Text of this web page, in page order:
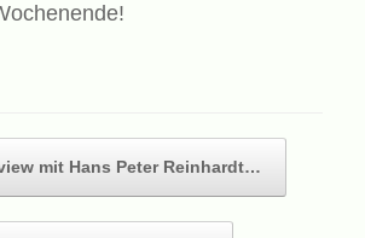
mit Hans Peter Reinhardt…